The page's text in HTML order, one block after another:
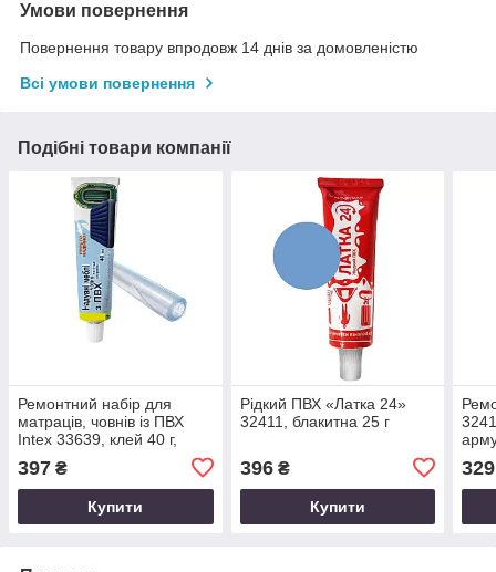
Умови повернення
Повернення товару впродовж 14 днів за домовленістю
Всі умови повернення
Подібні товари компанії
Ремонтний набір для
матраців, човнів із ПВХ
Intex 33639, клей 40 г,
397 ₴
Купити
Рідкий ПВХ «Латка 24»
32411, блакитна 25 г
396₴
Купити
329